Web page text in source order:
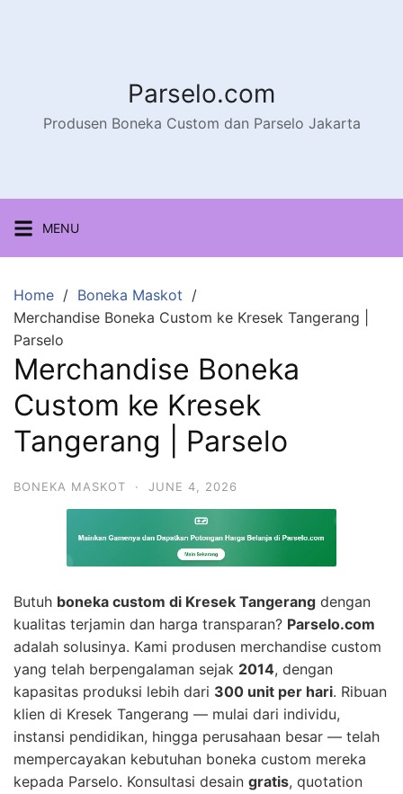
Parselo.com
Produsen Boneka Custom dan Parselo Jakarta
MENU
Home
Boneka Maskot
Merchandise Boneka Custom ke Kresek Tangerang |
Parselo
Merchandise Boneka
Custom ke Kresek
Tangerang | Parselo
BONEKA MASKOT · JUNE 4, 2026
Butuh boneka custom di Kresek Tangerang dengan
kualitas terjamin dan harga transparan? Parselo.com
adalah solusinya. Kami produsen merchandise custom
yang telah berpengalaman sejak 2014, dengan
kapasitas produksi lebih dari 300 unit per hari. Ribuan
klien di Kresek Tangerang — mulai dari individu,
instansi pendidikan, hingga perusahaan besar — telah
mempercayakan kebutuhan boneka custom mereka
kepada Parselo. Konsultasi desain gratis, quotation